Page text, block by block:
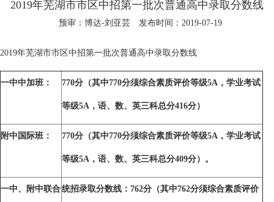
2019年芜湖市市区中招第一批次普通高中录取分数线
预审：博达-刘亚芸 发布时间：2019-07-19
2019年芜湖市市区中招第一批次普通高中录取分数线
一中中加班： 770分（其中770分须综合素质评价等级5A，学业考试
等级5A，语、数、英三科总分416分）
附中国际班： 770分（其中770分须综合素质评价等级5A，学业考试
等级5A，语、数、英三科总分409分）。
一中、附中联合统招录取分数线：762分（其中762分须综合素质评价